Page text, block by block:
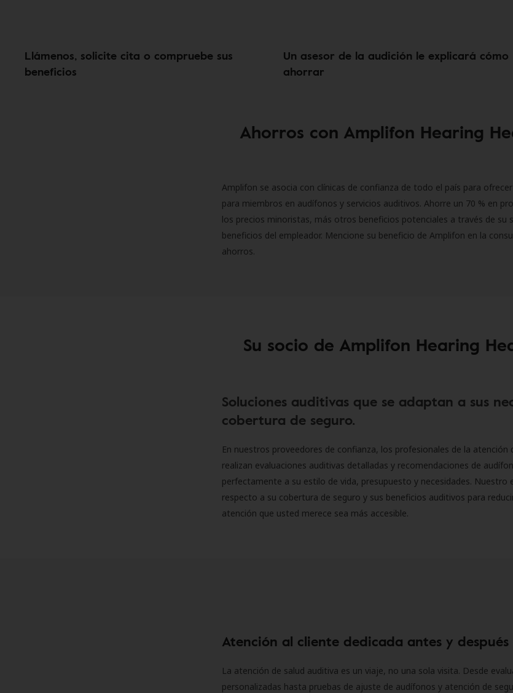
Llámenos, solicite cita o compruebe sus
beneficios
Un asesor de la audición le explicará cómo
ahorrar
Ahorros con Amplifon Hearing
Amplifon se asocia con clínicas de confianza de todo el país para
para miembros en audífonos y servicios auditivos. Ahorre un 70 % en
los precios minoristas, más otros beneficios potenciales a través de su
beneficios del empleador. Mencione su beneficio de Amplifon en la
ahorros.
Su socio de Amplifon Hearing
Soluciones auditivas que se adaptan a sus
cobertura de seguro.
En nuestros proveedores de confianza, los profesionales de la atención
realizan evaluaciones auditivas detalladas y recomendaciones de
perfectamente a su estilo de vida, presupuesto y necesidades. Nuestro
respecto a su cobertura de seguro y sus beneficios auditivos para
atención que usted merece sea más accesible.
Atención al cliente dedicada antes y
La atención de salud auditiva es un viaje, no una sola visita. Desde
personalizadas hasta pruebas de ajuste de audífonos y atención de